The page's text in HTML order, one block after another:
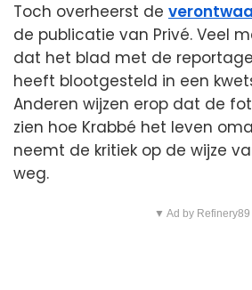
Toch overheerst de
de publicatie van Privé. Veel
dat het blad met de
heeft blootgesteld in een
Anderen wijzen erop dat de
zien hoe Krabbé het leven
neemt de kritiek op de wijze
weg.
▼ Ad by Refinery89